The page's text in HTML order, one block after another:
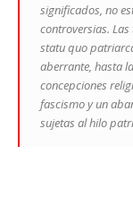
significados, no
controversias. Las
statu quo
aberrante, hasta
concepciones
fascismo y un
sujetas al hilo